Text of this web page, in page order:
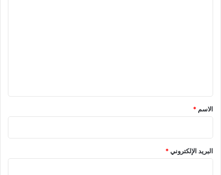
*
الاسم *
البريد الإلكتروني*